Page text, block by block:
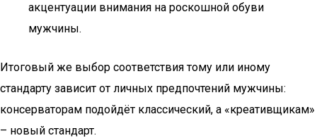
акцентуации внимания на роскошной обуви
мужчины.
Итоговый же выбор соответствия тому или иному
стандарту зависит от личных предпочтений мужчины:
консерваторам подойдёт классический, а «креативщикам»
– новый стандарт.